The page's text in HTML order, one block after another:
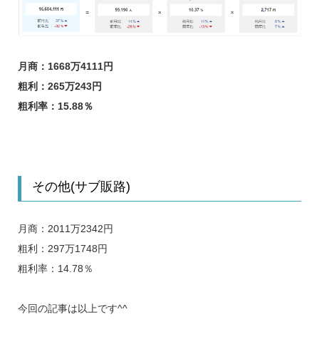
月商：1668万4111円
粗利：265万243円
粗利率：15.88％
その他(サブ販路)
月商：2011万2342円
粗利：297万1748円
粗利率：14.78％
今回の記事は以上です^^